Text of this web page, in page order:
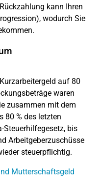
kann Ihren
wodurch Sie
auf 80
waren
zusammen mit dem
80 % des letzten
Steuerhilfegesetz, bis
Arbeitgeberzuschüsse
steuerpflichtig.
Mutterschaftsgeld